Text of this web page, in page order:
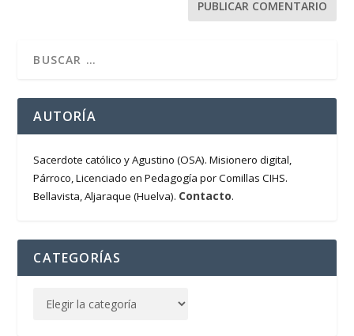
AUTORÍA
Sacerdote católico y Agustino (OSA). Misionero digital,
Párroco, Licenciado en Pedagogía por Comillas CIHS.
Bellavista, Aljaraque (Huelva). Contacto.
CATEGORÍAS